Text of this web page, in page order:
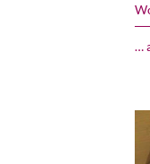
…